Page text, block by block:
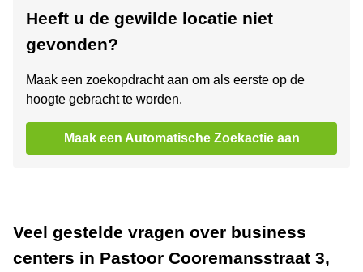
Heeft u de gewilde locatie niet
gevonden?
Maak een zoekopdracht aan om als eerste op de
hoogte gebracht te worden.
Maak een Automatische Zoekactie aan
Veel gestelde vragen over business
centers in Pastoor Cooremansstraat 3,